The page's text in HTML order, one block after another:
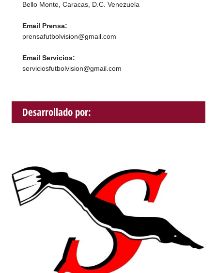
Bello Monte, Caracas, D.C. Venezuela
Email Prensa:
prensafutbolvision@gmail.com
Email Servicios:
serviciosfutbolvision@gmail.com
Desarrollado por: